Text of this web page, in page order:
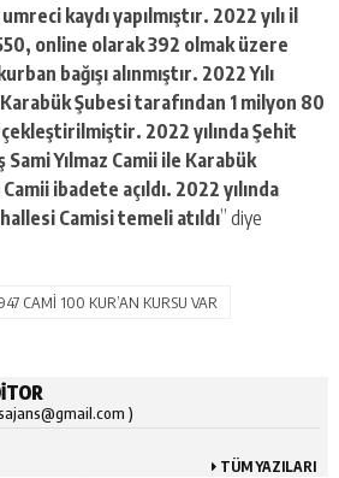
kaydı yapılmıştır. 2022 yılı il
online olarak 392 olmak üzere
bağışı alınmıştır. 2022 Yılı
Şubesi tarafından 1 milyon 80
2022 yılında Şehit
Sami Yılmaz Camii ile Karabük
ibadete açıldı. 2022 yılında
Camisi temeli atıldı” diye
CAMİ 100 KUR’AN KURSU VAR
)
TÜM YAZILARI